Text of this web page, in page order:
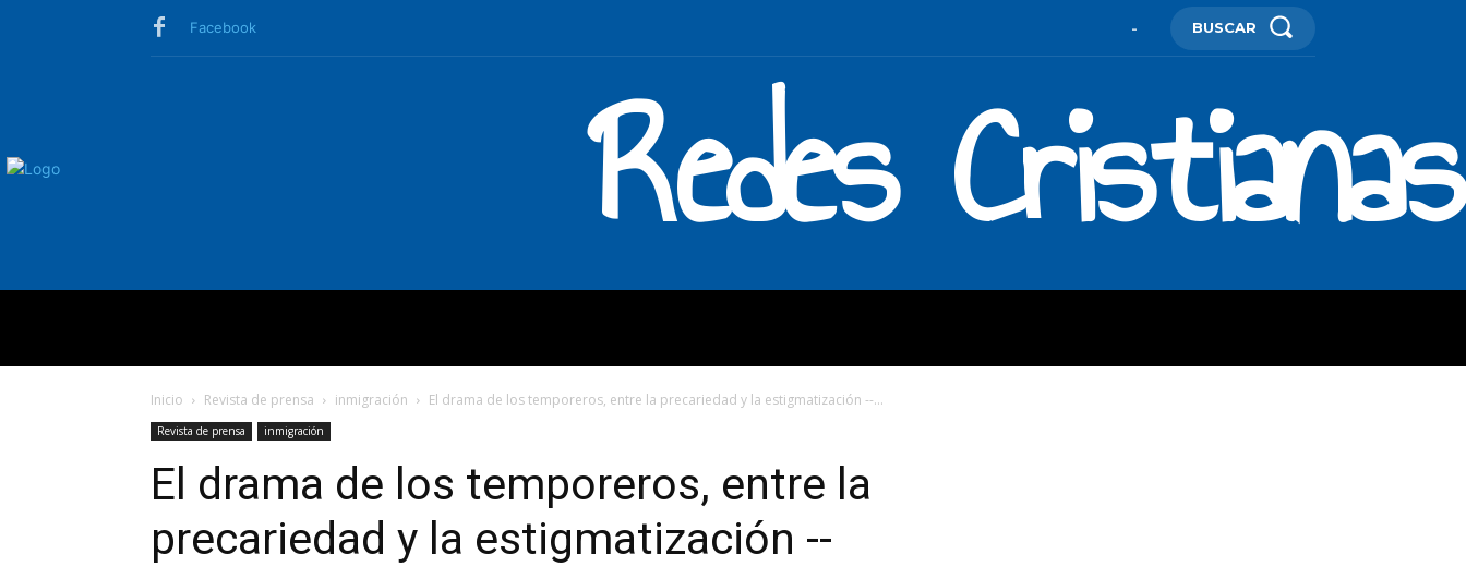
Facebook - BUSCAR
Redes Cristianas
Inicio Revista de prensa inmigración El drama de los temporeros, entre la precariedad y la estigmatización --...
Revista de prensa inmigración
El drama de los temporeros, entre la
precariedad y la estigmatización --